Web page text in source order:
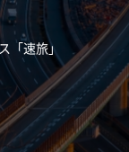
「速旅」